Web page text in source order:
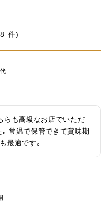
らも高級なお店でいただ
常温で保管できて賞味期
最適です。